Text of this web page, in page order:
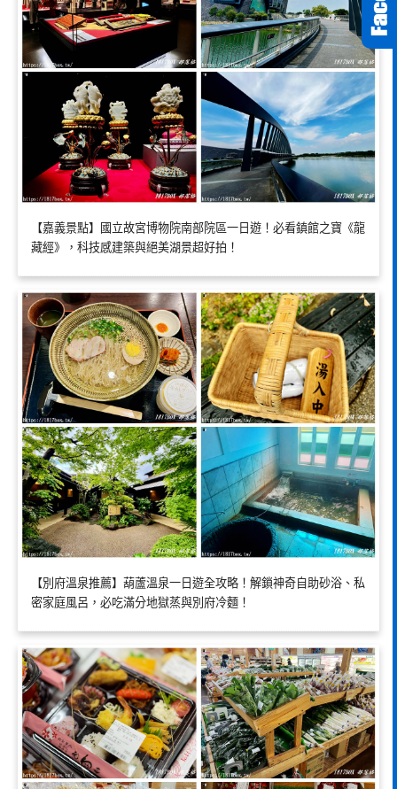
【嘉義景點】國立故宮博物院南部院區一日遊！必看鎮館之寶《龍
藏經》，科技感建築與絕美湖景超好拍！
【別府溫泉推薦】葫蘆溫泉一日遊全攻略！解鎖神奇自助砂浴、私
密家庭風呂，必吃滿分地獄蒸與別府冷麵！